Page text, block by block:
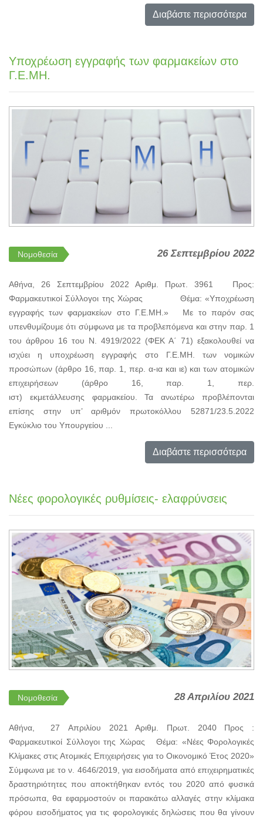
Διαβάστε περισσότερα
Υποχρέωση εγγραφής των φαρμακείων στο
Γ.Ε.ΜΗ.
Νομοθεσία 26 Σεπτεμβρίου 2022
Αθήνα, 26 Σεπτεμβρίου 2022 Αριθμ. Πρωτ. 3961 Προς:
Φαρμακευτικοί Σύλλογοι της Χώρας Θέμα: «Υποχρέωση
εγγραφής των φαρμακείων στο Γ.Ε.ΜΗ.» Με το παρόν σας
υπενθυμίζουμε ότι σύμφωνα με τα προβλεπόμενα και στην παρ. 1
του άρθρου 16 του Ν. 4919/2022 (ΦΕΚ Α΄ 71) εξακολουθεί να
ισχύει η υποχρέωση εγγραφής στο Γ.Ε.ΜΗ. των νομικών
προσώπων (άρθρο 16, παρ. 1, περ. α-ια και ιε) και των ατομικών
επιχειρήσεων (άρθρο 16, παρ. 1, περ.
ιστ) εκμετάλλευσης φαρμακείου. Τα ανωτέρω προβλέπονται
επίσης στην υπ’ αριθμόν πρωτοκόλλου 52871/23.5.2022
Εγκύκλιο του Υπουργείου ...
Διαβάστε περισσότερα
Nέες φορολογικές ρυθμίσεις- ελαφρύνσεις
Νομοθεσία 28 Απριλίου 2021
Αθήνα, 27 Απριλίου 2021 Αριθμ. Πρωτ. 2040 Προς :
Φαρμακευτικοί Σύλλογοι της Χώρας Θέμα: «Νέες Φορολογικές
Κλίμακες στις Ατομικές Επιχειρήσεις για το Οικονομικό Έτος 2020»
Σύμφωνα με το ν. 4646/2019, για εισοδήματα από επιχειρηματικές
δραστηριότητες που αποκτήθηκαν εντός του 2020 από φυσικά
πρόσωπα, θα εφαρμοστούν οι παρακάτω αλλαγές στην κλίμακα
φόρου εισοδήματος για τις φορολογικές δηλώσεις που θα γίνουν